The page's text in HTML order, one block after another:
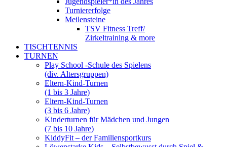
Turniererfolge
Meilensteine
TSV Fitness Treff/
Zirkeltraining & more
TISCHTENNIS
TURNEN
Play School -Schule des Spielens
(div. Altersgruppen)
Eltern-Kind-Turnen
(1 bis 3 Jahre)
Eltern-Kind-Turnen
(3 bis 6 Jahre)
Kinderturnen für Mädchen und Jungen
(7 bis 10 Jahre)
KiddyFit – der Familiensportkurs